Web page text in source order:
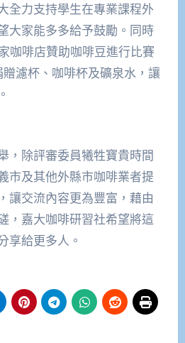
全力支持學生在專業課程外
大家能多多給予鼓勵。同時
咖啡店贊助咖啡豆進行比賽
濾杯、咖啡杯及礦泉水，讓
，除評審委員犧牲寶貴時間
市及其他外縣市咖啡業者提
讓交流內容更為豐富，藉由
，嘉大咖啡研習社希望將這
享給更多人。